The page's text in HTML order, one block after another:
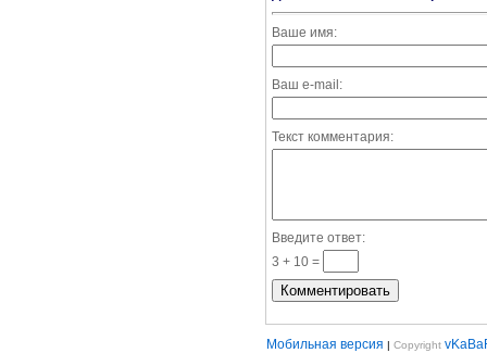
Ваше имя:
Ваш e-mail:
Текст комментария:
Введите ответ:
3 + 10 =
Мобильная версия | Copyright